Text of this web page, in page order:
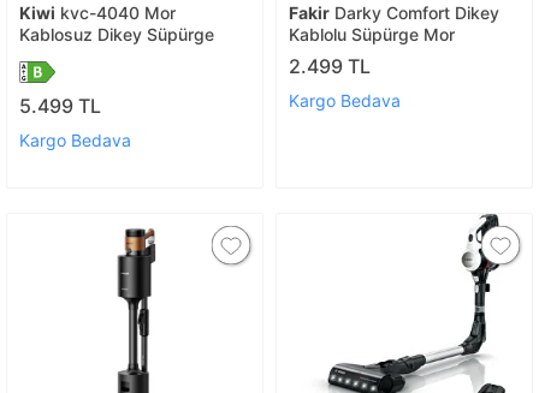
Kiwi kvc-4040 Mor
Kablosuz Dikey Süpürge
5.499 TL
Kargo Bedava
Fakir Darky Comfort Dikey
Kablolu Süpürge Mor
2.499 TL
Kargo Bedava